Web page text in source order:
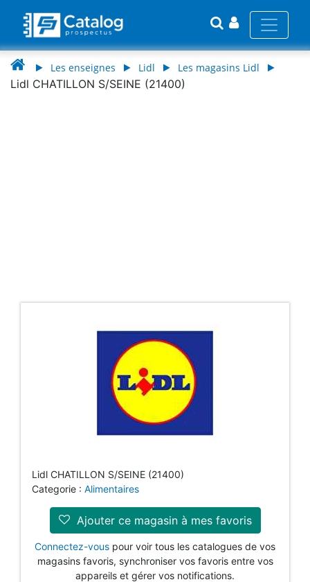
Les enseignes Lidl Les magasins Lidl
Lidl CHATILLON S/SEINE (21400)
Lidl CHATILLON S/SEINE (21400)
Categorie : Alimentaires
Ajouter ce magasin à mes favoris
Connectez-vous pour voir tous les catalogues de vos
magasins favoris, synchroniser vos favoris entre vos
appareils et gérer vos notifications.